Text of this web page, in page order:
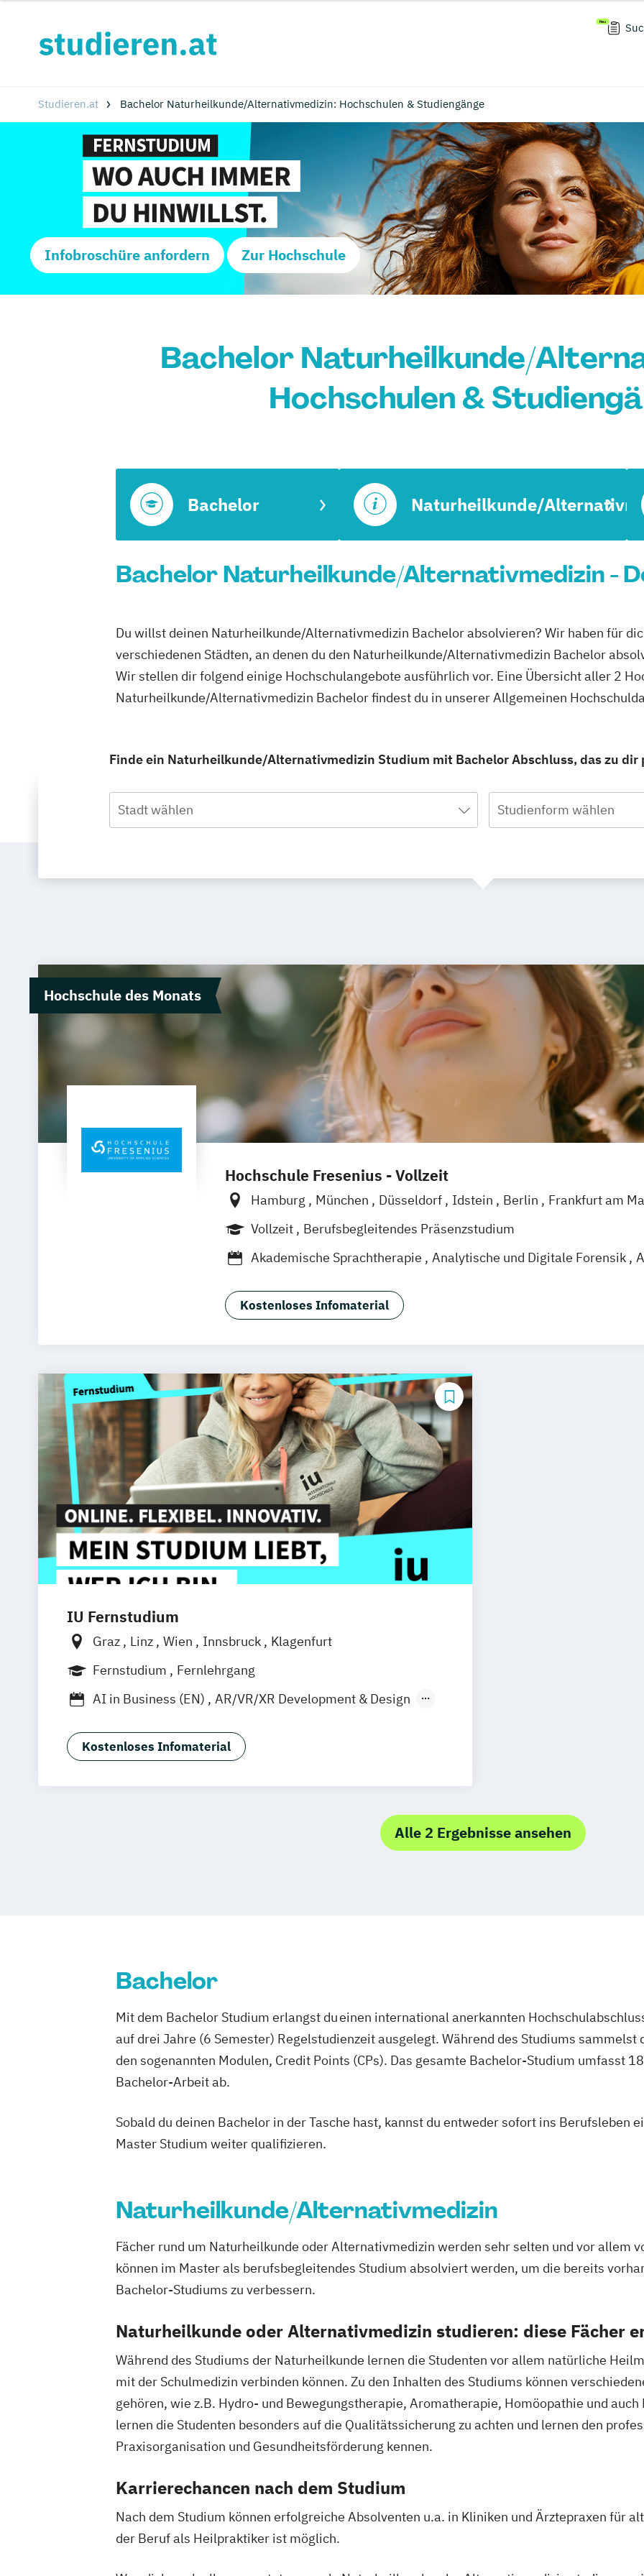
Studieren.at Bachelor Naturheilkunde/Alternativmedizin: Hochschulen & Studiengänge
Infobroschüre anfordern Zur Hochschule
Bachelor Naturheilkunde/
Hochschulen &
Bachelor Naturheilkunde/
Bachelor Naturheilkunde/Alternativmedizin -
Du willst deinen Naturheilkunde/Alternativmedizin Bachelor absolvieren? Wir haben für
verschiedenen Städten, an denen du den Naturheilkunde/Alternativmedizin Bachelor
Wir stellen dir folgend einige Hochschulangebote ausführlich vor. Eine Übersicht aller 2
Naturheilkunde/Alternativmedizin Bachelor findest du in unserer Allgemeinen
Finde ein Naturheilkunde/Alternativmedizin Studium mit Bachelor Abschluss, das zu dir
Stadt wählen Studienform wählen
Hochschule des Monats
Hochschule Fresenius - Vollzeit
Hamburg München Düsseldorf Idstein Berlin Frankfurt am
Wolfenbüttel
Braunschweig Erfurt
Vollzeit
Berufsbegleitendes Präsenzstudium
Akademische Sprachtherapie
Analytische und Digitale Forensik
Biomedical Sciences (EN)
Digital Management Digitales Management
International Business (Schwerpunkt Eventmanagement)
International Business (Schwerpunkt Human Resources
International Business (Schwerpunkt Internationales Management)
International Business Management (EN)
International Real Estate Management (EN)
Marketing & Brand Management (EN)
Medienmanagement und Digitales Marketing
Rechtspsychologie Soziale Arbeit Sportmanagement
Wirtschaftspsychologie Wirtschaftspsychologie (Heidelberg)
Kostenloses Infomaterial
IU Fernstudium
Graz Linz Wien Innsbruck
Klagenfurt
Fernstudium
Fernlehrgang
AI in Business (EN)
AR/VR/XR Development & Design
Angewandte Künstliche Intelligenz
Angewandte Psychologie (DE/EN)
Bauingenieurwesen
Betriebswirtschaftslehre und Führung
Betriebswirtschaftslehre – Office Management
Business Administration (DE/EN)
Business Intelligence Business Intelligence (DE/EN)
Cloud Computing Coaching
Controlling Customer Centricity
Cyber Security (DE/EN) Data Management (DE/EN)
Digital Business Management
Digital Entrepreneurship Digital Health
Digital Innovation and Intrapreneurship (DE/EN)
Digital Product Management
Digital Transformation Management -
Digitale Betriebswirtschaftslehre
Digitale Transformation
Diätetik
E-Beratung in der Pädagogik E-Commerce
Elektrotechnik Engineering (DE/EN)
Entrepreneurship (DE/EN) Ergotherapie
Ernährungswissenschaften Erwachsenenbildung
Beratung und Personalentwicklung
Accounting und Taxation (DE/EN)
Finanzmanagement
Fitnessökonomie Game Design Gartenbau
General Management Gerontologie
Kostenloses Infomaterial
Alle 2 Ergebnisse ansehen
Bachelor
Mit dem Bachelor Studium erlangst du einen international anerkannten
auf drei Jahre (6 Semester) Regelstudienzeit ausgelegt. Während des Studiums sammelst
den sogenannten Modulen, Credit Points (CPs). Das gesamte Bachelor-Studium umfasst
Bachelor-Arbeit ab.
Sobald du deinen Bachelor in der Tasche hast, kannst du entweder sofort ins Berufsleben
Master Studium weiter qualifizieren.
Naturheilkunde/Alternativmedizin
Fächer rund um Naturheilkunde oder Alternativmedizin werden sehr selten und vor allem
können im Master als berufsbegleitendes Studium absolviert werden, um die bereits
Bachelor-Studiums zu verbessern.
Naturheilkunde oder Alternativmedizin studieren: diese Fächer
Während des Studiums der Naturheilkunde lernen die Studenten vor allem natürliche
mit der Schulmedizin verbinden können. Zu den Inhalten des Studiums können
gehören, wie z.B. Hydro- und Bewegungstherapie, Aromatherapie, Homöopathie und
lernen die Studenten besonders auf die Qualitätssicherung zu achten und lernen den
Praxisorganisation und Gesundheitsförderung kennen.
Karrierechancen nach dem Studium
Nach dem Studium können erfolgreiche Absolventen u.a. in Kliniken und Ärztepraxen für
der Beruf als Heilpraktiker ist möglich.